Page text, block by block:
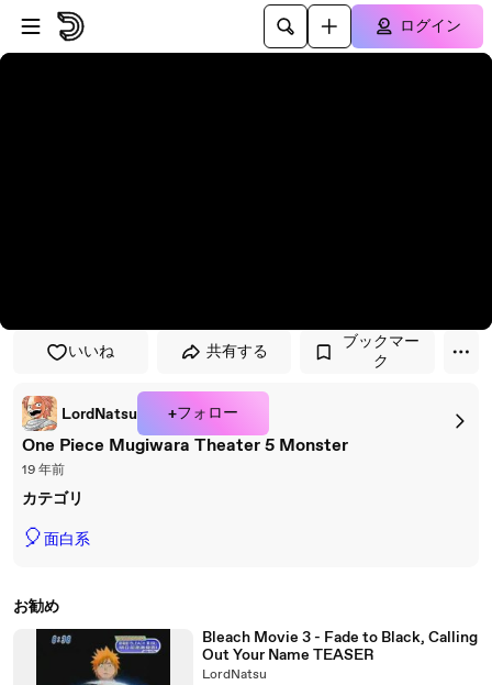
プレイヤーにスキップ
メインコンテンツにスキップ
ログイン
いいね 共有する
ブックマー
ク
LordNatsu +フォロー
One Piece Mugiwara Theater 5 Monster
19 年前
カテゴリ
🎈面白系
お勧め
Bleach Movie 3 - Fade to Black, Calling
Out Your Name TEASER
LordNatsu